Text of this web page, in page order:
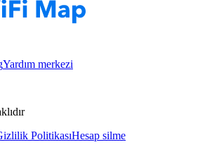
Yardım merkezi
PolitikasıHesap silme